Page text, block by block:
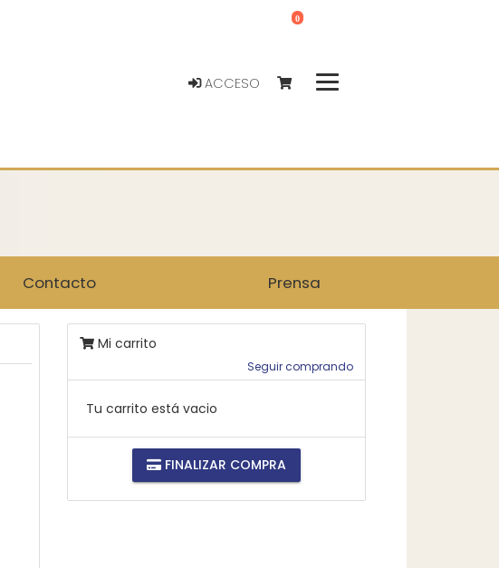
ACCESO
0
Contacto Prensa
Mi carrito
Seguir comprando
Tu carrito está vacio
FINALIZAR COMPRA